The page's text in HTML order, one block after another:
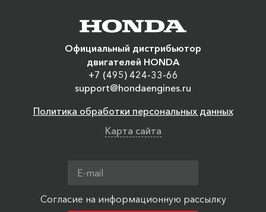
Официальный дистрибьютор
двигателей HONDA
+7 (495) 424-33-66
support@hondaengines.ru
Политика обработки персональных данных
Карта сайта
Согласие на информационную рассылку